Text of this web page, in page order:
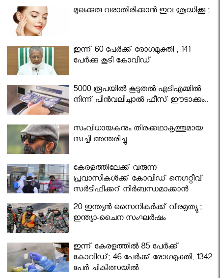
മുഖക്കുരു വരാതിരിക്കാന്‍ ഇവ ശ്രദ്ധിക്കൂ ;
ഇന്ന് 60 പേർക്ക് രോഗമുക്തി ; 141
പേര്‍ക്കു കൂടി കോവിഡ്
5000 രൂപയിൽ കൂടുതൽ എടിഎമ്മിൽ
നിന്ന് പിൻവലിച്ചാൽ ഫീസ് ഈടാക്കും..
സംവിധായകനും തിരക്കഥാകൃത്തുമായ
സച്ചി അന്തരിച്ചു.
കേരളത്തിലേക്ക് വരുന്ന
പ്രവാസികള്‍ക്ക് കോവിഡ് നെഗറ്റീവ്
സര്‍ട്ടിഫിക്കറ്റ് നിർബന്ധമാക്കാൻ
മന്ത്രിസഭ
20 ഇന്ത്യൻ സൈനികർക്ക് വീരമൃത്യു ;
ഇന്ത്യാ-ചൈന സംഘർഷം
ഇന്ന് കേരളത്തിൽ 85 പേർക്ക്
കോവിഡ്; 46 പേർക്ക് രോഗമുക്തി, 1342
പേർ ചികിത്സയിൽ